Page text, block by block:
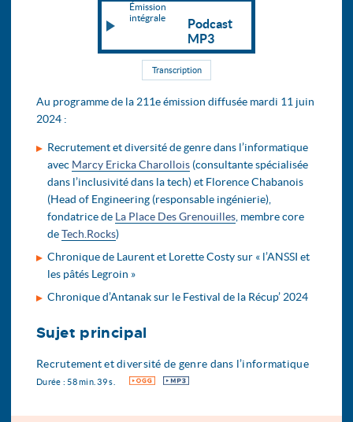
Émission
intégrale
Podcast
MP3
Transcription
Au programme de la 211e émission diffusée mardi 11 juin
2024 :
Recrutement et diversité de genre dans l’informatique
avec Marcy Ericka Charollois (consultante spécialisée
dans l’inclusivité dans la tech) et Florence Chabanois
(Head of Engineering (responsable ingénierie),
fondatrice de La Place Des Grenouilles, membre core
deTech.Rocks)
Chronique de Laurent et Lorette Costy sur « l’ANSSI et
les pâtés Legroin »
Chronique d’Antanak sur le Festival de la Récup’ 2024
Sujet principal
Recrutement et diversité de genre dans l’informatique
Durée : 58 min. 39 s. OGG MP3